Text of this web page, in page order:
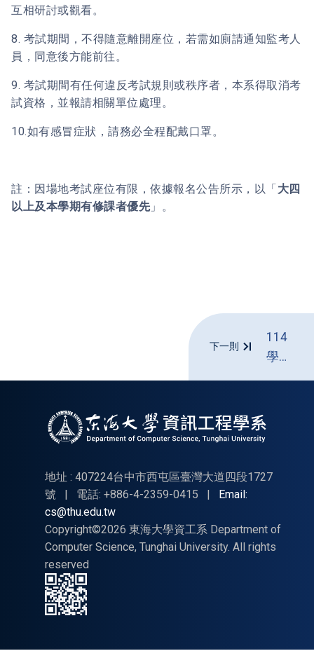
互相研討或觀看。
8. 考試期間，不得隨意離開座位，若需如廁請通知監考人
員，同意後方能前往。
9. 考試期間有任何違反考試規則或秩序者，本系得取消考
試資格，並報請相關單位處理。
10.如有感冒症狀，請務必全程配戴口罩。
註：因場地考試座位有限，依據報名公告所示，以「大四
以上及本學期有修課者優先」。
下一則
114
學年
地址 : 407224台中市西屯區臺灣大道四段1727
號
| 電話: +886-4-2359-0415 |
Email:
cs@thu.edu.tw
Copyright©2026 東海大學資工系 Department of
Computer Science, Tunghai University. All rights
reserved